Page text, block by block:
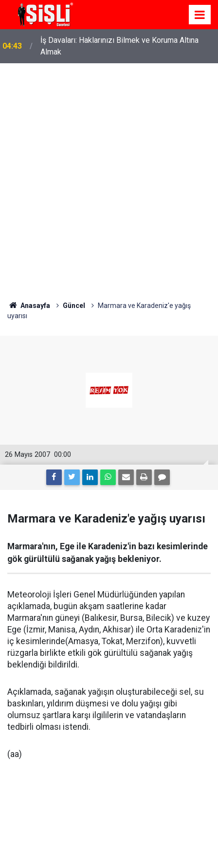
04:43
İş Davaları: Haklarınızı Bilmek ve Koruma Altına
Almak
Anasayfa Güncel
Marmara ve Karadeniz'e yağış
uyarısı
00:00
26 Mayıs 2007
Marmara ve Karadeniz'e yağış uyarısı
Marmara'nın, Ege ile Karadeniz'in bazı kesimlerinde
gök gürültülü sağanak yağış bekleniyor.
Meteoroloji İşleri Genel Müdürlüğünden yapılan
açıklamada, bugün akşam saatlerine kadar
Marmara'nın güneyi (Balıkesir, Bursa, Bilecik) ve kuzey
Ege (İzmir, Manisa, Aydın, Akhisar) ile Orta Karadeniz'in
iç kesimlerinde(Amasya, Tokat, Merzifon), kuvvetli
rüzgarla birlikte etkili gök gürültülü sağanak yağış
beklendiği bildirildi.
Açıklamada, sağanak yağışın oluşturabileceği sel, su
baskınları, yıldırım düşmesi ve dolu yağışı gibi
olumsuz şartlara karşı ilgililerin ve vatandaşların
tedbirli olması istendi.
(aa)